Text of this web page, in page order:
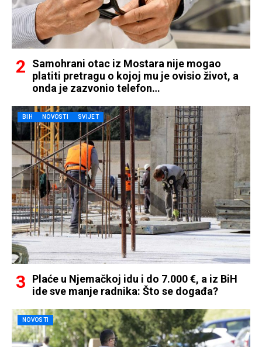
Samohrani otac iz Mostara nije mogao
platiti pretragu o kojoj mu je ovisio život, a
onda je zazvonio telefon…
BIH NOVOSTI SVIJET
Plaće u Njemačkoj idu i do 7.000 €, a iz BiH
ide sve manje radnika: Što se događa?
NOVOSTI